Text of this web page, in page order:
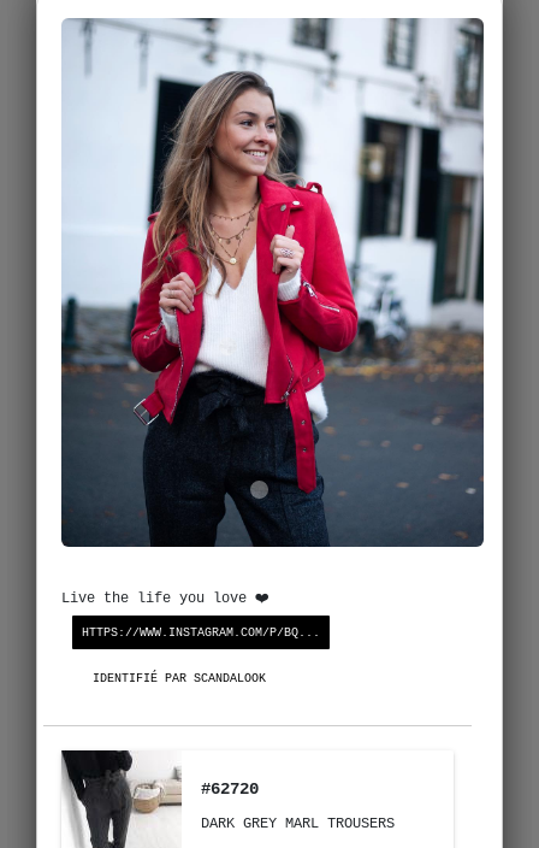
Live the life you love ❤️
HTTPS://WWW.INSTAGRAM.COM/P/BQ...
IDENTIFIÉ PAR SCANDALOOK
#62720
DARK GREY MARL TROUSERS